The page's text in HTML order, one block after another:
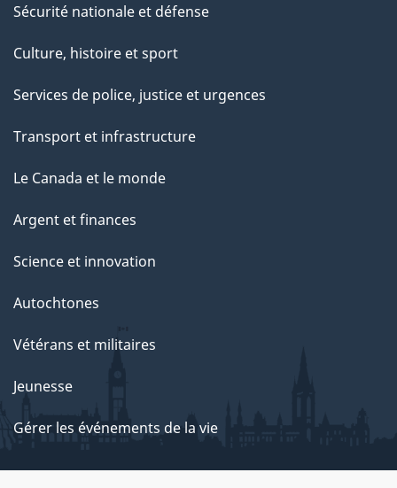
Sécurité nationale et défense
Culture, histoire et sport
Services de police, justice et urgences
Transport et infrastructure
Le Canada et le monde
Argent et finances
Science et innovation
Autochtones
Vétérans et militaires
Jeunesse
Gérer les événements de la vie